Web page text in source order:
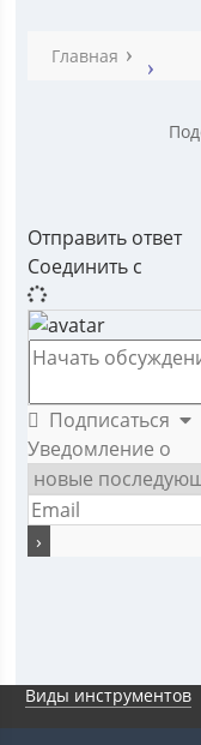
Главная
Отправить ответ
Соединить с
Подписаться
Уведомление о
Виды инструментов